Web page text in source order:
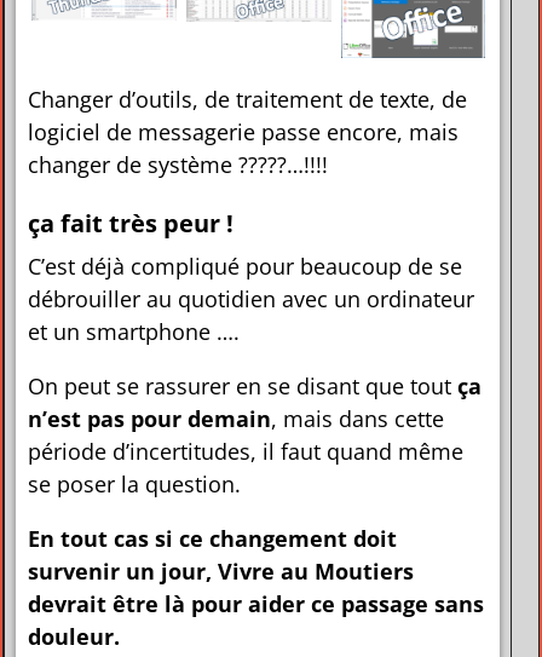
Changer d’outils, de traitement de texte, de
logiciel de messagerie passe encore, mais
changer de système ?????…!!!!
ça fait très peur !
C’est déjà compliqué pour beaucoup de se
débrouiller au quotidien avec un ordinateur
et un smartphone ….
On peut se rassurer en se disant que tout ça
n’est pas pour demain, mais dans cette
période d’incertitudes, il faut quand même
se poser la question.
En tout cas si ce changement doit
survenir un jour, Vivre au Moutiers
devrait être là pour aider ce passage sans
douleur.